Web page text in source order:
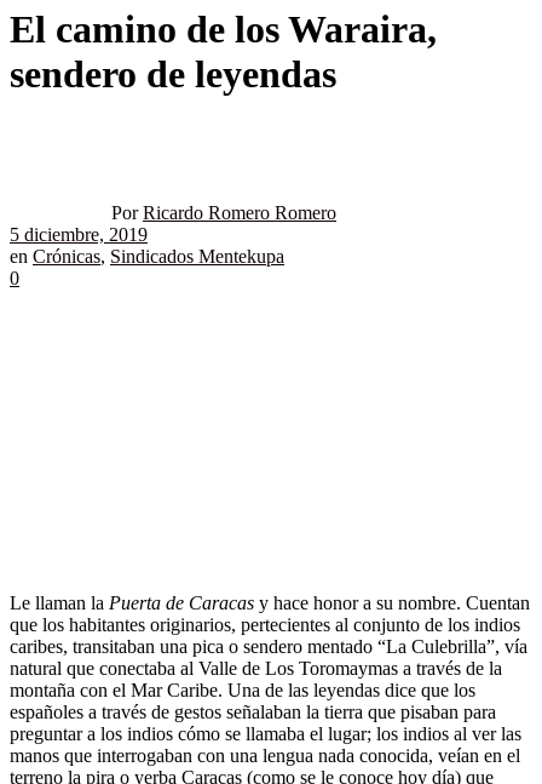
El camino de los Waraira,
sendero de leyendas
Por Ricardo Romero Romero
5 diciembre, 2019
en Crónicas, Sindicados Mentekupa
0
Le llaman la Puerta de Caracas y hace honor a su nombre. Cuentan
que los habitantes originarios, pertecientes al conjunto de los indios
caribes, transitaban una pica o sendero mentado “La Culebrilla”, vía
natural que conectaba al Valle de Los Toromaymas a través de la
montaña con el Mar Caribe. Una de las leyendas dice que los
españoles a través de gestos señalaban la tierra que pisaban para
preguntar a los indios cómo se llamaba el lugar; los indios al ver las
manos que interrogaban con una lengua nada conocida, veían en el
terreno la pira o yerba Caracas (como se le conoce hoy día) que